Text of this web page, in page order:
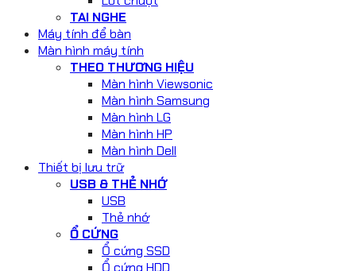
TAI NGHE
Máy tính để bàn
Màn hình máy tính
THEO THƯƠNG HIỆU
Màn hình Viewsonic
Màn hình Samsung
Màn hình LG
Màn hình HP
Màn hình Dell
Thiết bị lưu trữ
USB & THẺ NHỚ
USB
Thẻ nhớ
Ổ CỨNG
Ổ cứng SSD
Ổ cứng HDD